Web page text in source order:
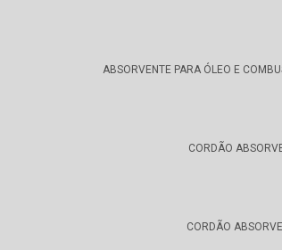
ABSORVENTE PARA ÓLEO E
CORDÃO
CORDÃO